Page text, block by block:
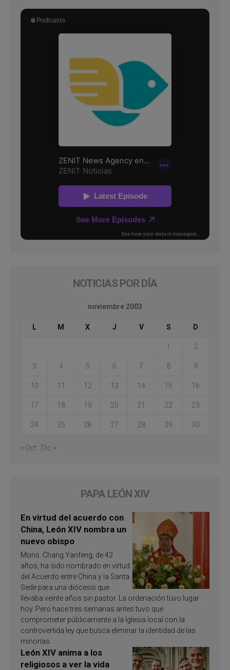
NOTICIAS POR DÍA
noviembre 2003
L M X J V S D
1 2
3 4 5 6 7 8 9
10 11 12 13 14 15 16
17 18 19 20 21 22 23
24 25 26 27 28 29 30
« Oct Dic »
PAPA LEÓN XIV
En virtud del acuerdo con
China, León XIV nombra un
nuevo obispo
Mons. Chang Yanfeng, de 42
años, ha sido nombrado en virtud
del Acuerdo entre China y la Santa
Sede para una diócesis que
llevaba veinte años sin pastor. La ordenación tuvo lugar
hoy. Pero hace tres semanas antes tuvo que
comprometer públicamente a la Iglesia local con la
controvertida ley que busca eliminar la identidad de las
minorías.
León XIV anima a los
religiosos a ver la vida